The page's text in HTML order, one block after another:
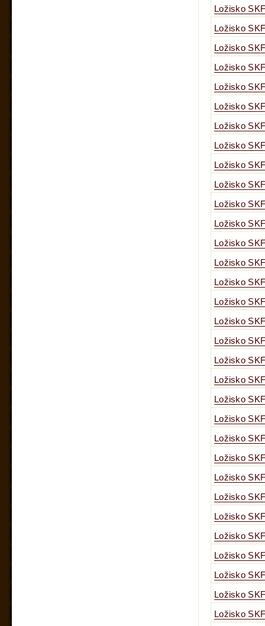
Ložisko
Ložisko
Ložisko
Ložisko
Ložisko
Ložisko
Ložisko
Ložisko
Ložisko
Ložisko
Ložisko
Ložisko
Ložisko
Ložisko
Ložisko
Ložisko
Ložisko
Ložisko
Ložisko
Ložisko
Ložisko
Ložisko
Ložisko
Ložisko
Ložisko
Ložisko
Ložisko
Ložisko
Ložisko
Ložisko
Ložisko
Ložisko